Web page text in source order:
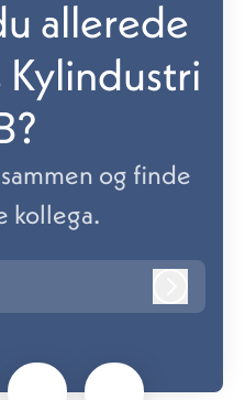
allerede
Kylindustri
og finde
kollega.